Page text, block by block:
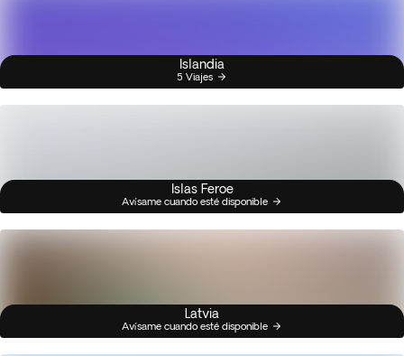
Islandia
5 Viajes
Islas Feroe
Avísame cuando esté disponible
Latvia
Avísame cuando esté disponible